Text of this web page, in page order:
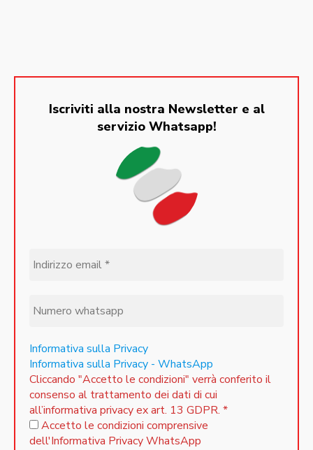
Iscriviti alla nostra Newsletter e al
servizio Whatsapp!
Informativa sulla Privacy
Informativa sulla Privacy - WhatsApp
Cliccando "Accetto le condizioni" verrà conferito il
consenso al trattamento dei dati di cui
all’informativa privacy ex art. 13 GDPR. *
Accetto le condizioni comprensive
dell'Informativa Privacy WhatsApp